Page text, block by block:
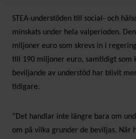
STEA-understöden till social- och
minskats under hela valperioden.
miljoner euro som skrevs in i
till 190 miljoner euro, samtidigt som
beviljande av understöd har blivit
tidigare.
”Det handlar inte längre bara om
om på vilka grunder de beviljas. När